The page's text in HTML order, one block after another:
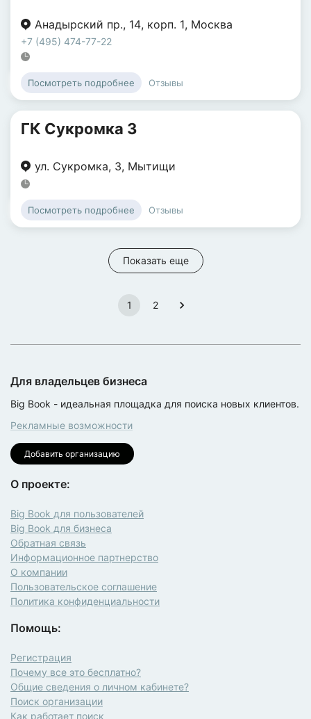
Анадырский пр., 14, корп. 1, Москва
+7 (495) 474-77-22
Посмотреть подробнее Отзывы
ГК Сукромка 3
ул. Сукромка, 3, Мытищи
Посмотреть подробнее Отзывы
Показать еще
1 2
Для владельцев бизнеса
Big Book - идеальная площадка для поиска новых клиентов.
Рекламные возможности
Добавить организацию
О проекте:
Big Book для пользователей
Big Book для бизнеса
Обратная связь
Информационное партнерство
О компании
Пользовательское соглашение
Политика конфиденциальности
Помощь:
Регистрация
Почему все это бесплатно?
Общие сведения о личном кабинете?
Поиск организации
Как работает поиск